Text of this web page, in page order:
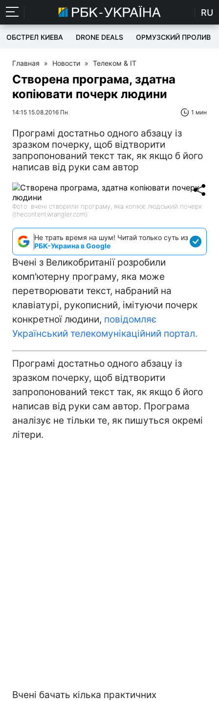
RU
ОБСТРЕЛ КИЕВА DRONE DEALS ОРМУЗСКИЙ ПРОЛИВ
Главная » Новости » Телеком & IT
Створена програма, здатна
копіювати почерк людини
14:15 15.08.2016 Пн 1 мин
Програмі достатньо одного абзацу із
зразком почерку, щоб відтворити
запропонований текст так, як якщо б його
написав від руки сам автор
Фото: вчені створили програму, яка копіює людський почерк
(thecontentwrangler.com)
Не трать время на шум! Читай только суть из
РБК-Украина в Google
Вчені з Великобританії розробили
комп'ютерну програму, яка може
перетворювати текст, набраний на
клавіатурі, рукописний, імітуючи почерк
конкретної людини, повідомляє
Український телекомунікаційний портал.
Програмі достатньо одного абзацу із
зразком почерку, щоб відтворити
запропонований текст так, як якщо б його
написав від руки сам автор. Програма
аналізує не тільки те, як пишуться окремі
літери.
Вчені бачать кілька практичних